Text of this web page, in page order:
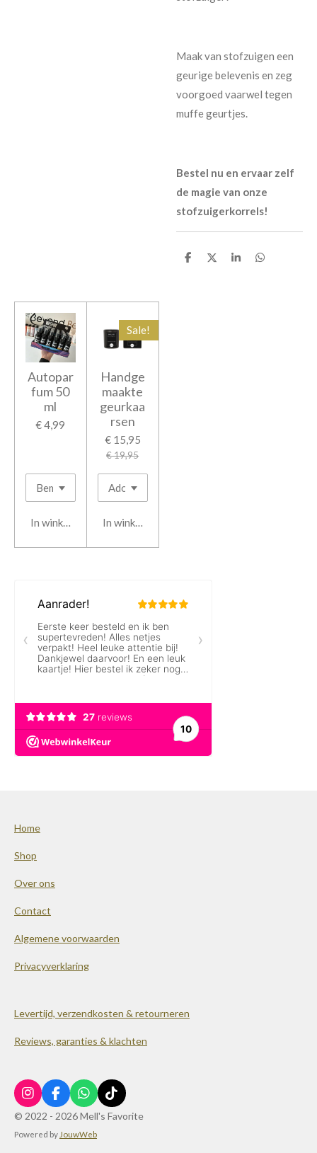
Maak van stofzuigen een
geurige belevenis en zeg
voorgoed vaarwel tegen
muffe geurtjes.
Bestel nu en ervaar zelf
de magie van onze
stofzuigerkorrels!
D
D
S
D
Autopar
fum 50
ml
€ 4,99
In winkelwagen
Sale!
Handge
maakte
geurkaa
rsen
€ 15,95
€ 19,95
In winkelwagen
Home
Shop
Over ons
Contact
Algemene voorwaarden
Privacyverklaring
Levertijd, verzendkosten & retourneren
Reviews, garanties & klachten
I
n
s
t
F
a
c
e
W
h
a
t
T
i
k
© 2022 - 2026 Mell's Favorite
Powered by JouwWeb